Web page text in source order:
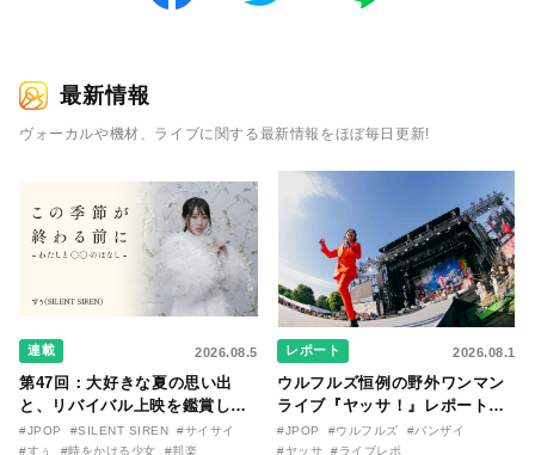
最新情報
ヴォーカルや機材、ライブに関する最新情報をほぼ毎日更新!
連載 2026.08.5
第47回：大好きな夏の思い出
と、リバイバル上映を鑑賞した
『時をかける少女』のおはなし
〜SILENT SIREN・すぅ『この
#JPOP #SILENT SIREN
#サイサイ
#すぅ
#時をかける少女 #邦楽
レポート 2026.08.1
ウルフルズ恒例の野外ワンマン
ライブ『ヤッサ！』レポート！
リリースから30年を迎えたアル
バム『バンザイ』完全再現に、
#JPOP #ウルフルズ
#バンザイ
#ヤッサ
#ライブレポ